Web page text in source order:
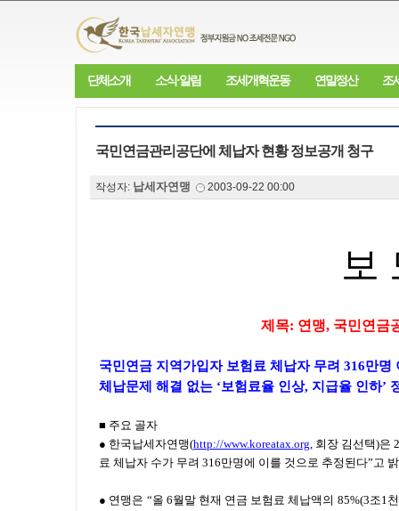
단체소개 소식·알림 조세개혁운동 연말정산 조
국민연금관리공단에 체납자 현황 정보공개 청구
작성자: 납세자연맹 2003-09-22 00:00
보
제목: 연맹, 국민연금
국민연금 지역가입자 보험료 체납자 무려 316만명
체납문제 해결 없는 ‘보험료율 인상, 지급율 인하’
■ 주요 골자
● 한국납세자연맹(http://www.koreatax.org, 회장 김선택)은
료 체납자 수가 무려 316만명에 이를 것으로 추정된다”고
● 연맹은 “올 6월말 현재 연금 보험료 체납액의 85%(3조1